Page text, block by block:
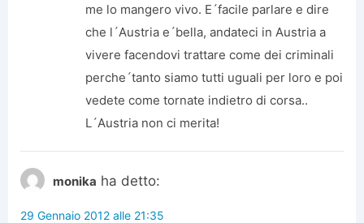
me lo mangero vivo. E´facile parlare e dire
che l´Austria e´bella, andateci in Austria a
vivere facendovi trattare come dei criminali
perche´tanto siamo tutti uguali per loro e poi
vedete come tornate indietro di corsa..
L´Austria non ci merita!
monika ha detto:
29 Gennaio 2012 alle 21:35